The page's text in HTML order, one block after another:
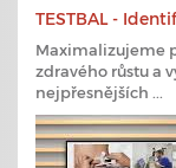
TESTBAL -
Maximalizujeme
zdravého růstu a
nejpřesnějších ...